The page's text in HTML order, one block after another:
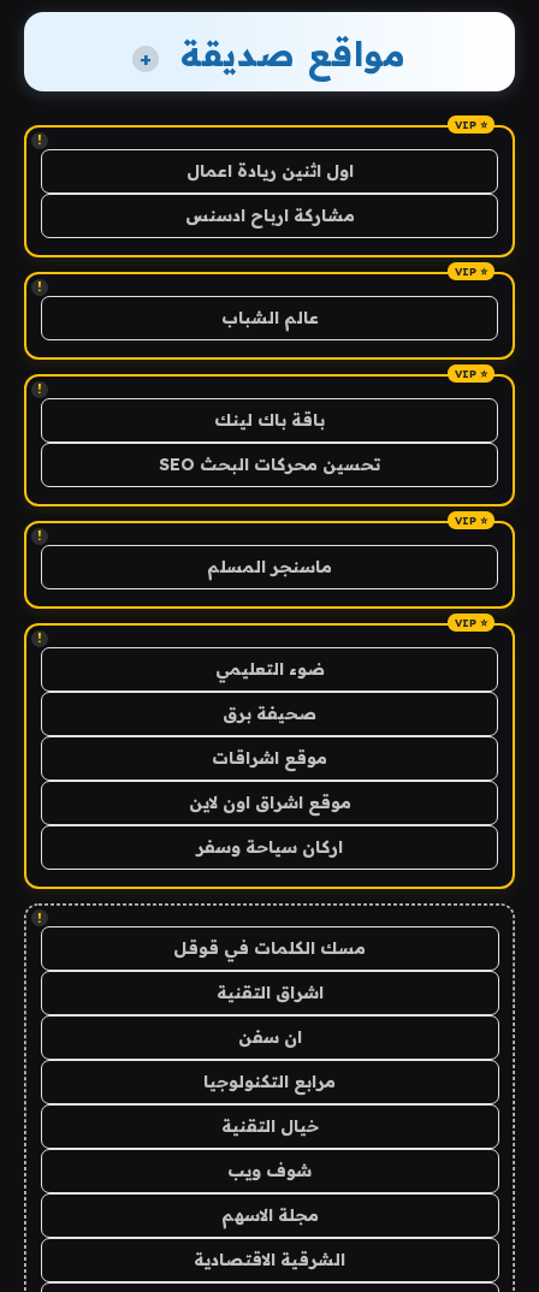
مواقع صديقة +
!
اول اثنين ريادة اعمال
مشاركة ارباح ادسنس
!
عالم الشباب
!
باقة باك لينك
تحسين محركات البحث SEO
!
ماسنجر المسلم
!
ضوء التعليمي
صحيفة برق
موقع اشراقات
موقع اشراق اون لاين
اركان سياحة وسفر
!
مسك الكلمات في قوقل
اشراق التقنية
ان سفن
مرابع التكنولوجيا
خيال التقنية
شوف ويب
مجلة الاسهم
الشرقية الاقتصادية